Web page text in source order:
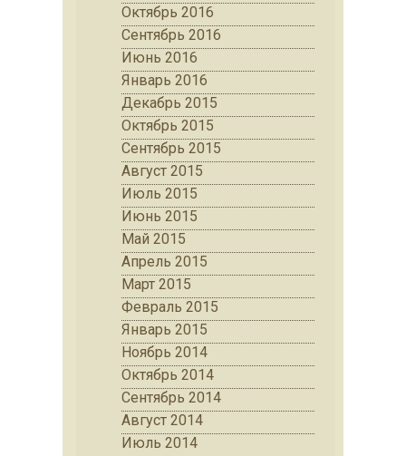
Октябрь 2016
Сентябрь 2016
Июнь 2016
Январь 2016
Декабрь 2015
Октябрь 2015
Сентябрь 2015
Август 2015
Июль 2015
Июнь 2015
Май 2015
Апрель 2015
Март 2015
Февраль 2015
Январь 2015
Ноябрь 2014
Октябрь 2014
Сентябрь 2014
Август 2014
Июль 2014